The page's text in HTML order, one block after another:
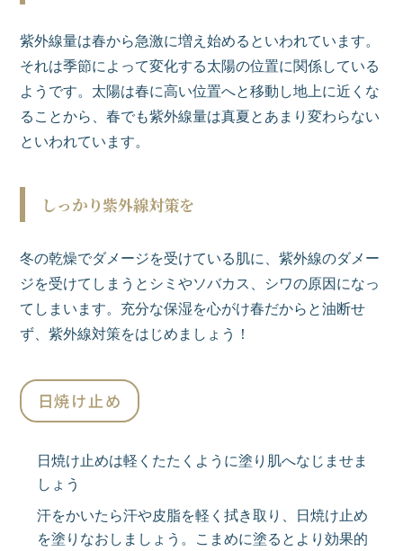
紫外線量は春から急激に増え始めるといわれています。
それは季節によって変化する太陽の位置に関係している
ようです。太陽は春に高い位置へと移動し地上に近くな
ることから、春でも紫外線量は真夏とあまり変わらない
といわれています。
しっかり紫外線対策を
冬の乾燥でダメージを受けている肌に、紫外線のダメー
ジを受けてしまうとシミやソバカス、シワの原因になっ
てしまいます。充分な保湿を心がけ春だからと油断せ
ず、紫外線対策をはじめましょう！
日焼け止め
日焼け止めは軽くたたくように塗り肌へなじませま
しょう
汗をかいたら汗や皮脂を軽く拭き取り、日焼け止め
を塗りなおしましょう。こまめに塗るとより効果的